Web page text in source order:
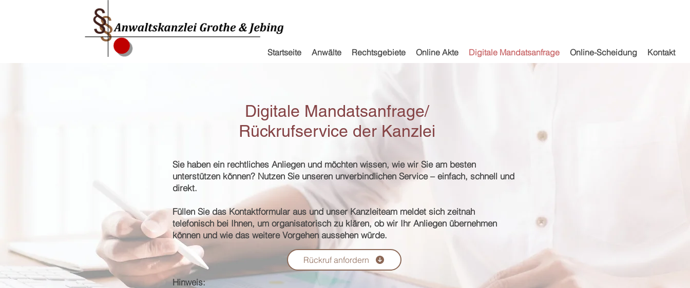
Startseite Anwälte Rechtsgebiete Online Akte Digitale Mandatsanfrage Online-Scheidung Kontakt
Digitale Mandatsanfrage/
Rückrufservice der Kanzlei
Sie haben ein rechtliches Anliegen und möchten wissen, wie wir Sie am besten
unterstützen können? Nutzen Sie unseren unverbindlichen Service – einfach, schnell und
direkt.
Füllen Sie das Kontaktformular aus und unser Kanzleiteam meldet sich zeitnah
telefonisch bei Ihnen, um organisatorisch zu klären, ob wir Ihr Anliegen übernehmen
können und wie das weitere Vorgehen aussehen würde.
Hinweis:
Rückruf anfordern